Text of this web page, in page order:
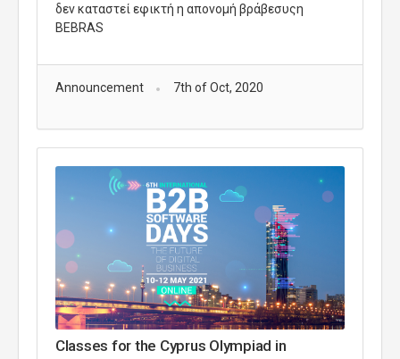
δεν καταστεί εφικτή η απονομή βράβεσυςη
BEBRAS
Announcement 7th of Oct, 2020
Classes for the Cyprus Olympiad in